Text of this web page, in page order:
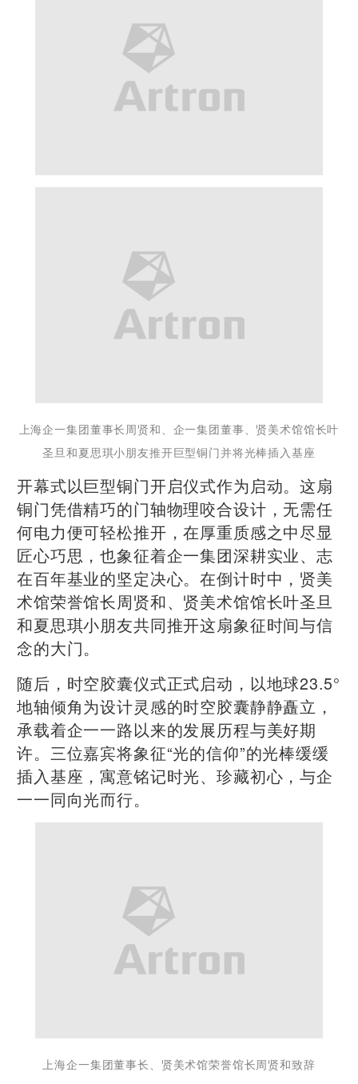
上海企一集团董事长周贤和、企一集团董事、贤美术馆馆长叶
圣旦和夏思琪小朋友推开巨型铜门并将光棒插入基座
开幕式以巨型铜门开启仪式作为启动。这扇
铜门凭借精巧的门轴物理咬合设计，无需任
何电力便可轻松推开，在厚重质感之中尽显
匠心巧思，也象征着企一集团深耕实业、志
在百年基业的坚定决心。在倒计时中，贤美
术馆荣誉馆长周贤和、贤美术馆馆长叶圣旦
和夏思琪小朋友共同推开这扇象征时间与信
念的大门。
随后，时空胶囊仪式正式启动，以地球23.5°
地轴倾角为设计灵感的时空胶囊静静矗立，
承载着企一一路以来的发展历程与美好期
许。三位嘉宾将象征“光的信仰”的光棒缓缓
插入基座，寓意铭记时光、珍藏初心，与企
一一同向光而行。
上海企一集团董事长、贤美术馆荣誉馆长周贤和致辞